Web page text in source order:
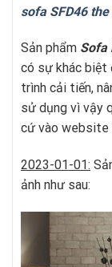
sofa SFD46 the
Sản phẩm Sofa
có sự khác biệt
trình cải tiến,
sử dụng vì vậy
cứ vào website
2023-01-01:
ảnh như sau: